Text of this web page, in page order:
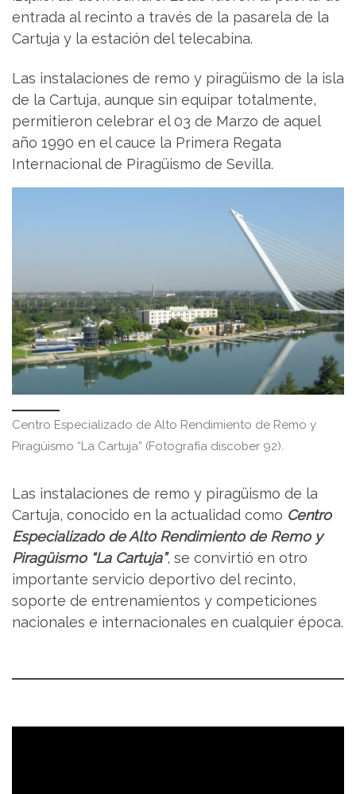
entrada al recinto a través de la pasarela de la
Cartuja y la estación del telecabina.
Las instalaciones de remo y piragüismo de la isla
de la Cartuja, aunque sin equipar totalmente,
permitieron celebrar el 03 de Marzo de aquel
año 1990 en el cauce la Primera Regata
Internacional de Piragüismo de Sevilla.
Centro Especializado de Alto Rendimiento de Remo y
Piragüismo “La Cartuja” (Fotografía discober 92).
Las instalaciones de remo y piragüismo de la
Cartuja, conocido en la actualidad como Centro
Especializado de Alto Rendimiento de Remo y
Piragüismo “La Cartuja”, se convirtió en otro
importante servicio deportivo del recinto,
soporte de entrenamientos y competiciones
nacionales e internacionales en cualquier época.